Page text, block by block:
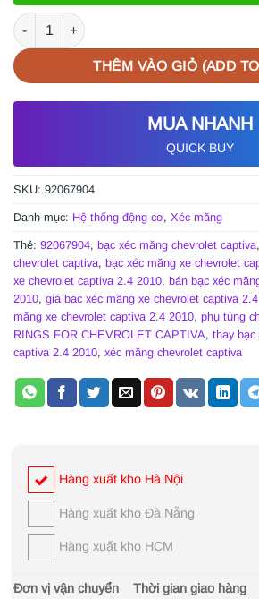
BẠC XÉC MĂNG XE CHEVROLET
THÊM VÀO GIỎ (ADD
MUA NHANH
QUICK BUY
SKU: 92067904
Danh mục: Hệ thống động cơ, Xéc măng
Thẻ: 92067904, bạc xéc măng chevrolet captiva,
chevrolet captiva, bạc xéc măng xe chevrolet
xe chevrolet captiva 2.4 2010, bán bạc xéc
2010, giá bạc xéc măng xe chevrolet captiva
măng xe chevrolet captiva 2.4 2010, phụ tùng
RINGS FOR CHEVROLET CAPTIVA, thay bạc
captiva 2.4 2010, xéc măng chevrolet captiva
Hàng xuất kho Hà Nội
Hàng xuất kho Đà Nẵng
Hàng xuất kho HCM
Đơn vị vận chuyển
Thời gian giao hàng